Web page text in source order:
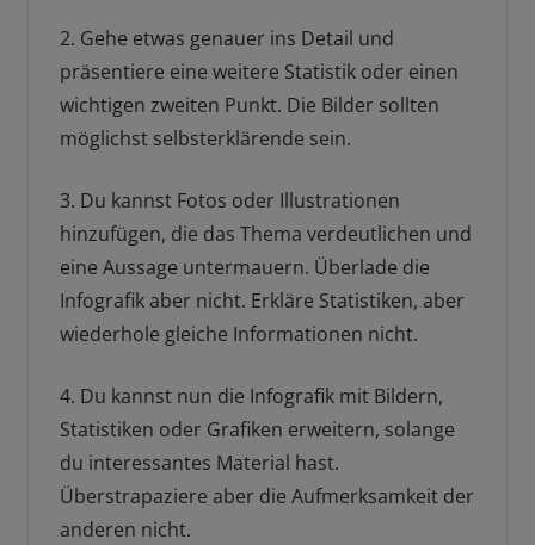
2. Gehe etwas genauer ins Detail und
präsentiere eine weitere Statistik oder einen
wichtigen zweiten Punkt. Die Bilder sollten
möglichst selbsterklärende sein.
3. Du kannst Fotos oder Illustrationen
hinzufügen, die das Thema verdeutlichen und
eine Aussage untermauern. Überlade die
Infografik aber nicht. Erkläre Statistiken, aber
wiederhole gleiche Informationen nicht.
4. Du kannst nun die Infografik mit Bildern,
Statistiken oder Grafiken erweitern, solange
du interessantes Material hast.
Überstrapaziere aber die Aufmerksamkeit der
anderen nicht.